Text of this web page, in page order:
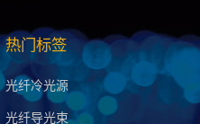
热门标签
光纤冷光源
光纤导光束